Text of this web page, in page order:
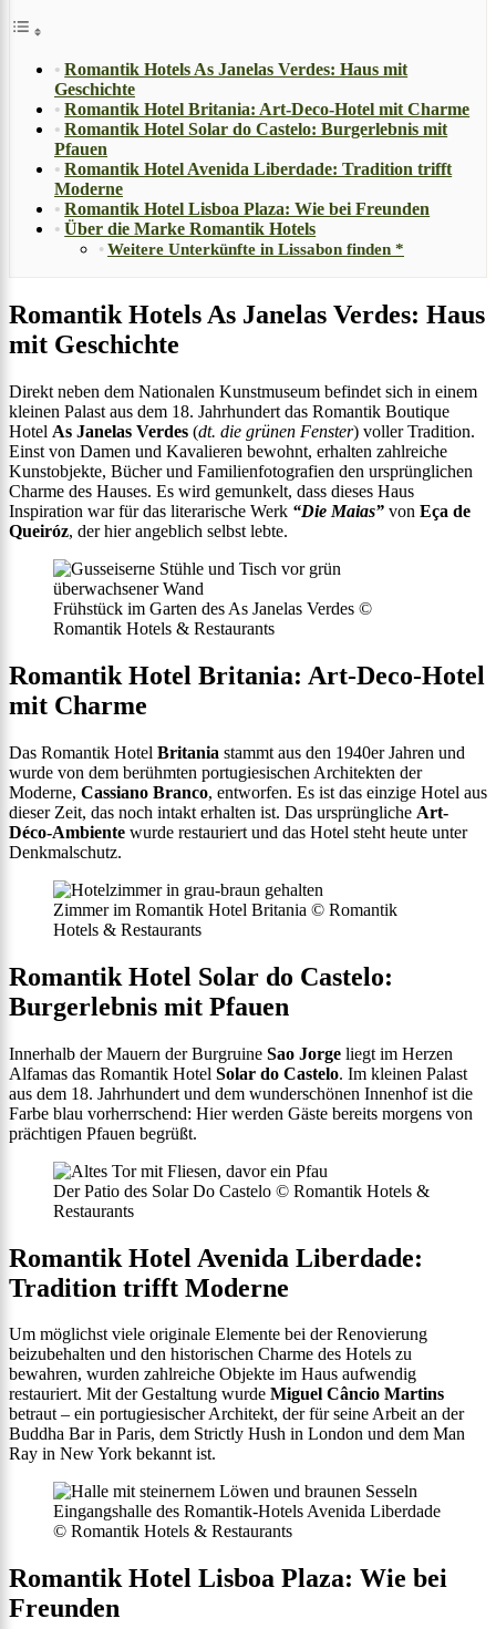
Romantik Hotels As Janelas Verdes: Haus mit
Geschichte
Romantik Hotel Britania: Art-Deco-Hotel mit Charme
Romantik Hotel Solar do Castelo: Burgerlebnis mit
Pfauen
Romantik Hotel Avenida Liberdade: Tradition trifft
Moderne
Romantik Hotel Lisboa Plaza: Wie bei Freunden
Über die Marke Romantik Hotels
Weitere Unterkünfte in Lissabon finden *
Romantik Hotels As Janelas Verdes: Haus
mit Geschichte
Direkt neben dem Nationalen Kunstmuseum befindet sich in einem
kleinen Palast aus dem 18. Jahrhundert das Romantik Boutique
Hotel As Janelas Verdes (dt. die grünen Fenster) voller Tradition.
Einst von Damen und Kavalieren bewohnt, erhalten zahlreiche
Kunstobjekte, Bücher und Familienfotografien den ursprünglichen
Charme des Hauses. Es wird gemunkelt, dass dieses Haus
Inspiration war für das literarische Werk “Die Maias” von Eça de
Queiróz, der hier angeblich selbst lebte.
Frühstück im Garten des As Janelas Verdes ©
Romantik Hotels & Restaurants
Romantik Hotel Britania: Art-Deco-Hotel
mit Charme
Das Romantik Hotel Britania stammt aus den 1940er Jahren und
wurde von dem berühmten portugiesischen Architekten der
Moderne, Cassiano Branco, entworfen. Es ist das einzige Hotel aus
dieser Zeit, das noch intakt erhalten ist. Das ursprüngliche Art-
Déco-Ambiente wurde restauriert und das Hotel steht heute unter
Denkmalschutz.
Zimmer im Romantik Hotel Britania © Romantik
Hotels & Restaurants
Romantik Hotel Solar do Castelo:
Burgerlebnis mit Pfauen
Innerhalb der Mauern der Burgruine Sao Jorge liegt im Herzen
Alfamas das Romantik Hotel Solar do Castelo. Im kleinen Palast
aus dem 18. Jahrhundert und dem wunderschönen Innenhof ist die
Farbe blau vorherrschend: Hier werden Gäste bereits morgens von
prächtigen Pfauen begrüßt.
Der Patio des Solar Do Castelo © Romantik Hotels &
Restaurants
Romantik Hotel Avenida Liberdade:
Tradition trifft Moderne
Um möglichst viele originale Elemente bei der Renovierung
beizubehalten und den historischen Charme des Hotels zu
bewahren, wurden zahlreiche Objekte im Haus aufwendig
restauriert. Mit der Gestaltung wurde Miguel Câncio Martins
betraut – ein portugiesischer Architekt, der für seine Arbeit an der
Buddha Bar in Paris, dem Strictly Hush in London und dem Man
Ray in New York bekannt ist.
Eingangshalle des Romantik-Hotels Avenida Liberdade
© Romantik Hotels & Restaurants
Romantik Hotel Lisboa Plaza: Wie bei
Freunden